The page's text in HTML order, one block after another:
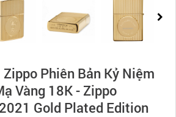
Phiên Bản Kỷ Niệm
Vàng 18K - Zippo
Gold Plated Edition